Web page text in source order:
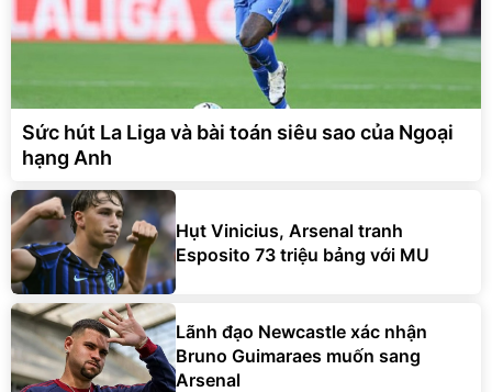
Sức hút La Liga và bài toán siêu sao của Ngoại
hạng Anh
Hụt Vinicius, Arsenal tranh
Esposito 73 triệu bảng với MU
Lãnh đạo Newcastle xác nhận
Bruno Guimaraes muốn sang
Arsenal